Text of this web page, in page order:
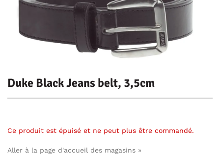
Duke Black Jeans belt, 3,5cm
Ce produit est épuisé et ne peut plus être commandé.
Aller à la page d'accueil des magasins »